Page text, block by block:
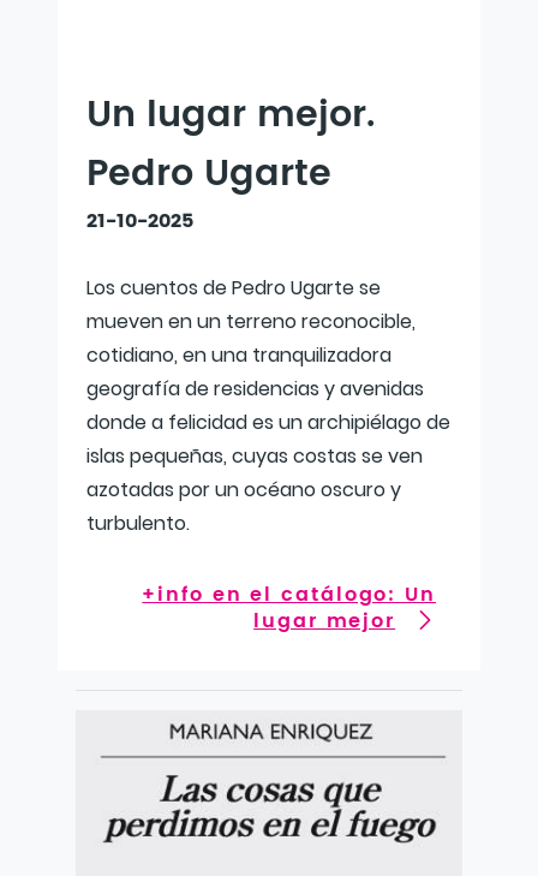
Un lugar mejor.
Pedro Ugarte
21-10-2025
Los cuentos de Pedro Ugarte se
mueven en un terreno reconocible,
cotidiano, en una tranquilizadora
geografía de residencias y avenidas
donde a felicidad es un archipiélago de
islas pequeñas, cuyas costas se ven
azotadas por un océano oscuro y
turbulento.
+info en el catálogo: Un
lugar mejor